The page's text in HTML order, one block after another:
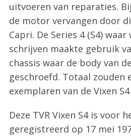
uitvoeren van reparaties.
de motor vervangen door
Capri. De Series 4 (S4)
schrijven maakte gebruik
chassis waar de body van
geschroefd. Totaal zouden
exemplaren van de Vixen
Deze TVR Vixen S4 is voor
geregistreerd op 17 mei